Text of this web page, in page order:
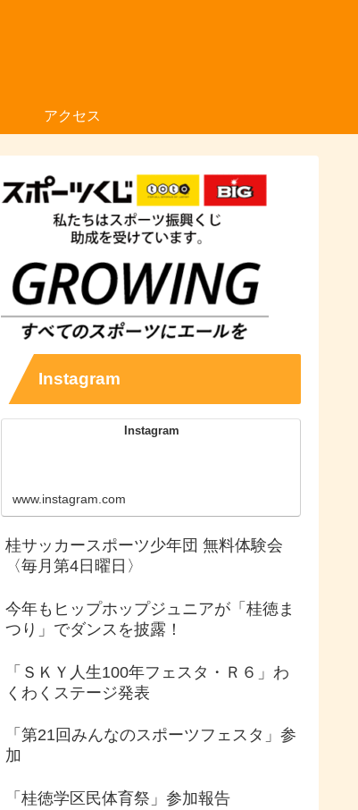
アクセス
Instagram
Instagram
www.instagram.com
桂サッカースポーツ少年団 無料体験会
〈毎月第4日曜日〉
今年もヒップホップジュニアが「桂徳ま
つり」でダンスを披露！
「ＳＫＹ人生100年フェスタ・Ｒ６」わ
くわくステージ発表
「第21回みんなのスポーツフェスタ」参
加
「桂徳学区民体育祭」参加報告